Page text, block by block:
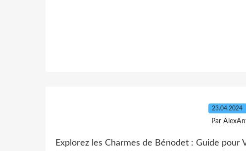
23.04.2024
Par
Explorez les Charmes de Bénodet : Guide